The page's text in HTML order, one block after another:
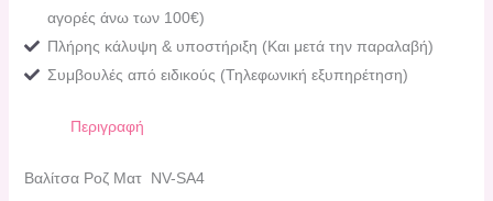
αγορές άνω των 100€)
Πλήρης κάλυψη & υποστήριξη (Και μετά την παραλαβή)
Συμβουλές από ειδικούς (Τηλεφωνική εξυπηρέτηση)
Περιγραφή
Βαλίτσα Ροζ Ματ NV-SA4